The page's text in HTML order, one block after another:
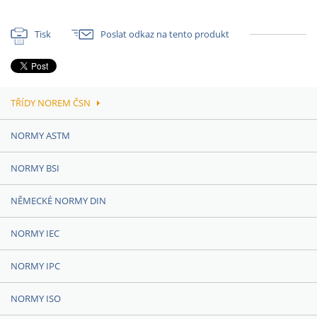
Tisk Poslat odkaz na tento produkt
TŘÍDY NOREM ČSN
NORMY ASTM
NORMY BSI
NĚMECKÉ NORMY DIN
NORMY IEC
NORMY IPC
NORMY ISO